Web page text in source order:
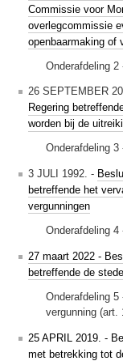
Commissie voor
overlegcommissie
openbaarmaking of
Onderafdeling
26 SEPTEMBER
Regering
worden bij de
Onderafdeling 3
3 JULI 1992. -
betreffende het
vergunningen
Onderafdeling 4
27 maart 2022 -
betreffende de
Onderafdeling
vergunning (art.
25 APRIL 2019. -
met betrekking tot